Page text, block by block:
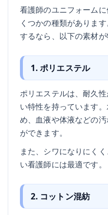
看護師のユニフォーム
くつかの種類がありま
するなら、以下の素材が
1. ポリエステル
ポリエステルは、耐久
い特性を持っています
め、血液や体液などの
ができます。
また、シワになりにく
い看護師には最適です。
2. コットン混紡